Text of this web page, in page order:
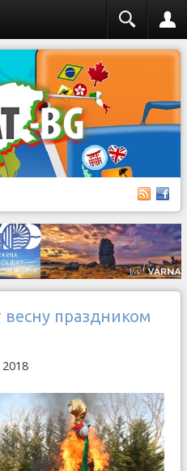
весну праздником